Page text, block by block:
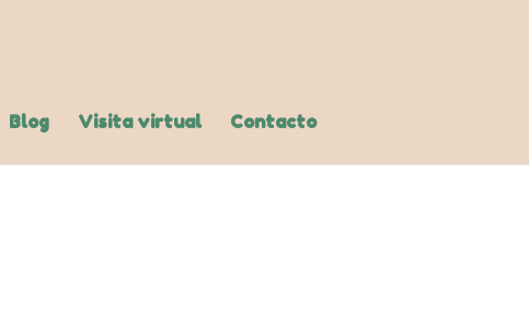
Blog Visita virtual Contacto